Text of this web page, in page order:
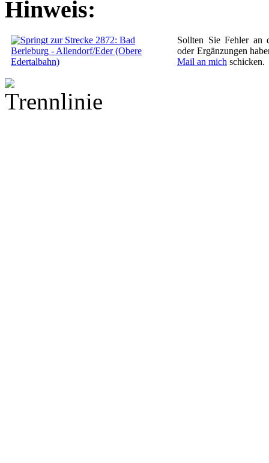
Hinweis:
Sollten Sie Fehler an
oder Ergänzungen
Mail an mich schicken.